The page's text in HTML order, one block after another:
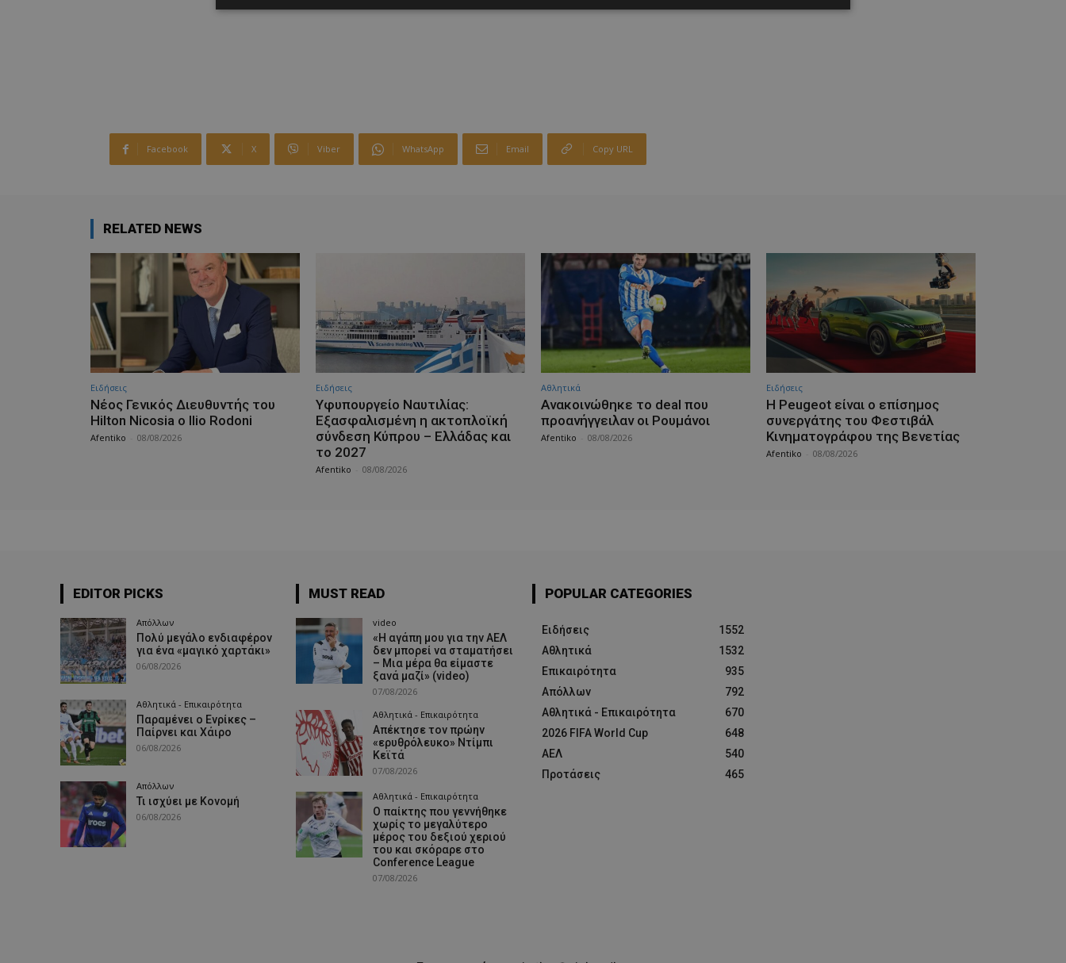
Facebook X Viber WhatsApp Email Copy URL
RELATED NEWS
Ειδήσεις
Νέος Γενικός Διευθυντής του
Hilton Nicosia ο Ilio Rodoni
Afentiko 08/08/2026
Ειδήσεις
Υφυπουργείο Ναυτιλίας:
Εξασφαλισμένη η ακτοπλοϊκή
σύνδεση Κύπρου – Ελλάδας και
το 2027
Afentiko 08/08/2026
Αθλητικά
Aνακοινώθηκε το deal που
προανήγγειλαν οι Ρουμάνοι
Afentiko 08/08/2026
Ειδήσεις
Η Peugeot είναι ο επίσημος
συνεργάτης του Φεστιβάλ
Κινηματογράφου της Βενετίας
Afentiko 08/08/2026
EDITOR PICKS
Απόλλων
Πολύ μεγάλο ενδιαφέρον
για ένα «μαγικό χαρτάκι»
06/08/2026
Αθλητικά - Επικαιρότητα
Παραμένει ο Ενρίκες –
Παίρνει και Χάιρο
06/08/2026
Απόλλων
Τι ισχύει με Κονομή
06/08/2026
MUST READ
video
«Η αγάπη μου για την ΑΕΛ
δεν μπορεί να σταματήσει
– Μια μέρα θα είμαστε
ξανά μαζί» (video)
07/08/2026
Αθλητικά - Επικαιρότητα
Απέκτησε τον πρώην
«ερυθρόλευκο» Ντίμπι
Κεϊτά
07/08/2026
Αθλητικά - Επικαιρότητα
Ο παίκτης που γεννήθηκε
χωρίς το μεγαλύτερο
μέρος του δεξιού χεριού
του και σκόραρε στο
Conference League
07/08/2026
POPULAR CATEGORIES
Ειδήσεις
1552
Αθλητικά
1532
Επικαιρότητα
935
Απόλλων
792
Αθλητικά - Επικαιρότητα
670
2026 FIFA World Cup
648
ΑΕΛ
540
Προτάσεις
465